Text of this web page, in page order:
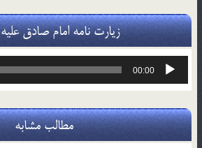
زیارت نامه امام صادق
پخش‌کننده
00:00
مطالب مشابه